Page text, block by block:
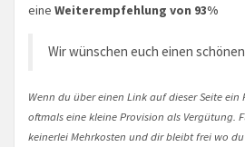
eine Weiterempfehlung von 93%
Wir wünschen euch einen
Wenn du über einen Link auf dieser Seite
oftmals eine kleine Provision als Vergütung.
keinerlei Mehrkosten und dir bleibt frei wo